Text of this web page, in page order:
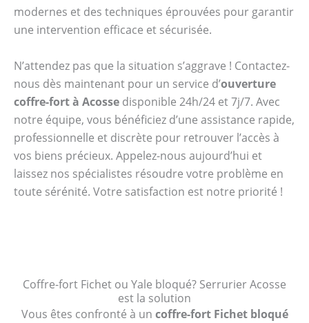
modernes et des techniques éprouvées pour garantir
une intervention efficace et sécurisée.
N’attendez pas que la situation s’aggrave ! Contactez-
nous dès maintenant pour un service d’ouverture
coffre-fort à Acosse disponible 24h/24 et 7j/7. Avec
notre équipe, vous bénéficiez d’une assistance rapide,
professionnelle et discrète pour retrouver l’accès à
vos biens précieux. Appelez-nous aujourd’hui et
laissez nos spécialistes résoudre votre problème en
toute sérénité. Votre satisfaction est notre priorité !
Coffre-fort Fichet ou Yale bloqué? Serrurier Acosse
est la solution
Vous êtes confronté à un coffre-fort Fichet bloqué